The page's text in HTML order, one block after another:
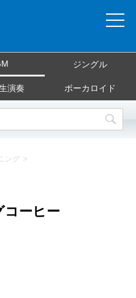
ついて
規約
せ
ジングル
演奏 ボーカロイド
ング >
コーヒー